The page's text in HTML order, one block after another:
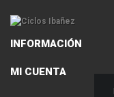
INFORMACIÓN
MI CUENTA